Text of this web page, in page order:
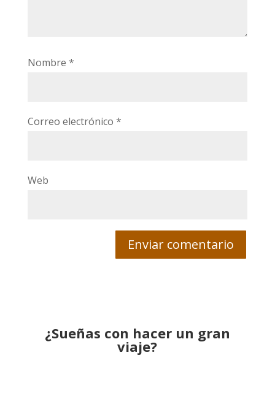
Nombre *
Correo electrónico *
Web
¿Sueñas con hacer un gran
viaje?